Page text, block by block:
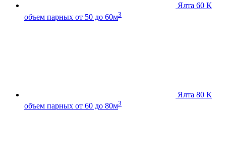
Ялта 60 К
объем парных от 50 до 60м3
Ялта 80 К
объем парных от 60 до 80м3